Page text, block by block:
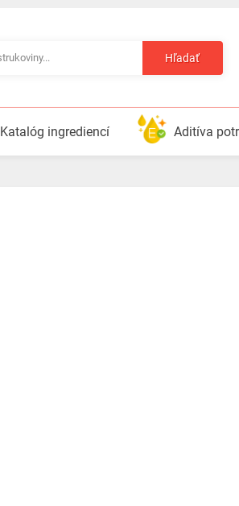
Hľadať
Katalóg ingrediencí Aditíva